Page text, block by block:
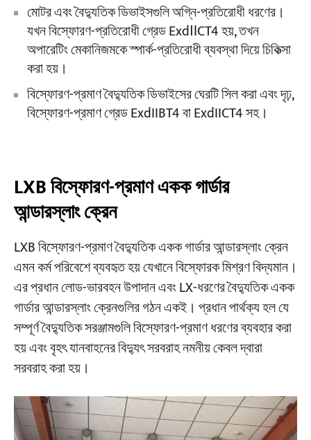
মোটর এবং বৈদ্যুতিক ডিভাইসগুলি অগ্নি-প্রতিরোধী ধরণের।
যখন বিস্ফোরণ-প্রতিরোধী গ্রেড ExdⅡCT4 হয়, তখন
অপারেটিং মেকানিজমকে স্পার্ক-প্রতিরোধী ব্যবস্থা দিয়ে চিকিত্সা
করা হয়।
বিস্ফোরণ-প্রমাণ বৈদ্যুতিক ডিভাইসের ঘেরটি সিল করা এবং দৃঢ়,
বিস্ফোরণ-প্রমাণ গ্রেড ExdIIBT4 বা ExdIICT4 সহ।
LXB বিস্ফোরণ-প্রমাণ একক গার্ডার
আন্ডারস্লাং ক্রেন
LXB বিস্ফোরণ-প্রমাণ বৈদ্যুতিক একক গার্ডার আন্ডারস্লাং ক্রেন
এমন কর্ম পরিবেশে ব্যবহৃত হয় যেখানে বিস্ফোরক মিশ্রণ বিদ্যমান।
এর প্রধান লোড-ভারবহন উপাদান এবং LX-ধরণের বৈদ্যুতিক একক
গার্ডার আন্ডারস্লাং ক্রেনগুলির গঠন একই। প্রধান পার্থক্য হল যে
সম্পূর্ণ বৈদ্যুতিক সরঞ্জামগুলি বিস্ফোরণ-প্রমাণ ধরণের ব্যবহার করা
হয় এবং বৃহৎ যানবাহনের বিদ্যুৎ সরবরাহ নমনীয় কেবল দ্বারা
সরবরাহ করা হয়।